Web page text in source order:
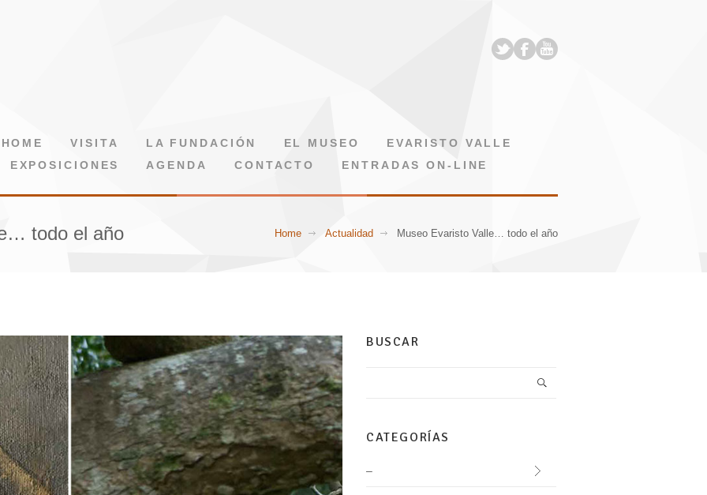
HOME VISITA LA FUNDACIÓN EL MUSEO
EVARISTO VALLE
EXPOSICIONES
AGENDA CONTACTO ENTRADAS ON-LINE
todo el año Home Actualidad Museo Evaristo Valle… todo el año
BUSCAR
CATEGORÍAS
–